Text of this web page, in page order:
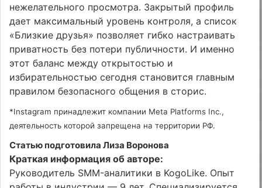
нежелательного просмотра. Закрытый профиль
дает максимальный уровень контроля, а список
«Близкие друзья» позволяет гибко настраивать
приватность без потери публичности. И именно
этот баланс между открытостью и
избирательностью сегодня становится главным
правилом безопасного общения в сторис.
*Instagram принадлежит компании Meta Platforms Inc.,
деятельность которой запрещена на территории РФ.
Статью подготовила Лиза Воронова
Краткая информация об авторе:
Руководитель SMM-аналитики в KogoLike. Опыт